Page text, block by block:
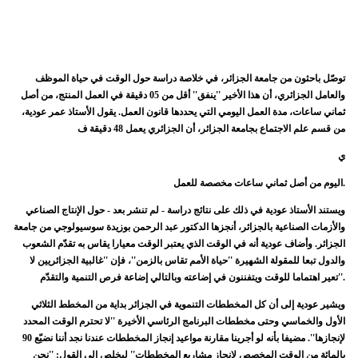
توصّل باحثون من جامعة الجزائر، في خلاصة دراسة حول الوقت في حياة الموظف
والعامل الجزائري، أن هذا الأخير ''ينفق'' أقل من 05 دقيقة في العمل المنتج، من أصل
ثماني ساعات، مدة العمل اليومي التي يحددها قانون العمل. يقول الأستاذ عمر عودية،
من قسم علم الاجتماع بجامعة الجزائر، أن الجزائري يعمل 48 دقيقة ف
ي
اليوم من أصل ثماني ساعات مخصصة للعمل.
ويستند الأستاذ عودية في ذلك على نتائج دراسة - لم تنشر بعد - حول الإنتاج الصناعي
والأزمات الصناعية بالجزائر، أنجزها الدكتور عبد الرحمن بوزيدة سوسيولوجي من جامعة
الجزائر. وأضاف عودية أنه في الوقت الذي يعتبر الوقت معيارا يقاس به تقدّم الشعوب
والدول تبعا للمقولة الشهيرة ''حياة الأمم تقاس بالزمن''، فإن ''غالبية الجزائريين لا
تعير اهتماما للوقت ويتفننون في إضاعته وبالتالي إضاعة فرص التنمية والتقدّم''.
ويشير عودية إلى أن كل المخططات التنموية في الجزائر بداية من المخطط الثلاثي
الأول والخماسي وحتى مخططات البرنامج الرئاسي الأخيرة ''لا تحترم الوقت المحدد
لإنجازها''. مضيفا بأنه لو أجرينا مقارنة مواعيد إنجاز المخططات عندنا نجد أننا نضيّع 90
بالمائة من الوقت المخصص لإنجاز مشاريع المخططات'' ليخلص إلى القول: ''نحن